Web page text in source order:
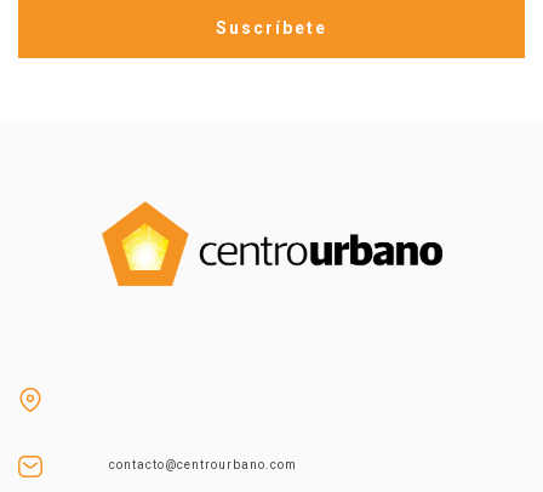
contacto@centrourbano.com